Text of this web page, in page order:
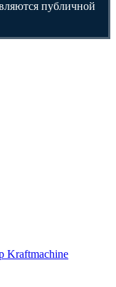
публичной
Kraftmaсhine